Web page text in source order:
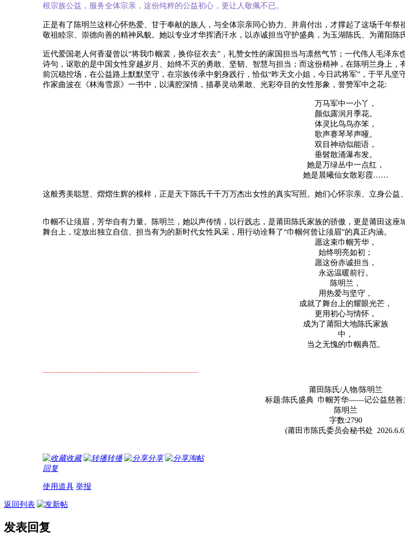
根宗族公益，服务全体宗亲，这份纯粹的公益初心，更让人敬佩不已。
正是有了陈明兰这样心怀热爱、甘于奉献的族人，与全体宗亲同心协力、并肩付出，才撑起了这场千年
敬祖睦宗、崇德向善的精神风貌。她以专业才华挥洒汗水，以赤诚担当守护盛典，为玉湖陈氏、为莆阳陈
近代爱国老人何香凝曾以“将我巾帼裳，换你征衣去”，礼赞女性的家国担当与凛然气节；一代伟人毛泽
诗句，讴歌的是中国女性穿越岁月、始终不灭的勇敢、坚韧、智慧与担当；而这份精神，在陈明兰身上，
前沉稳控场，在公益路上默默坚守，在宗族传承中躬身践行，恰似“昨天文小姐，今日武将军”，于平凡坚
作家曲波在《林海雪原》一书中，以满腔深情，描摹灵动果敢、光彩夺目的女性形象，誉赞军中之花:
万马军中一小丫，
颜似露润月季花。
体灵比鸟鸟亦笨，
歌声赛琴琴声哑。
双目神动似能语，
垂髫散涌瀑布发。
她是万绿丛中一点红，
她是晨曦仙女散彩霞……
这般秀美聪慧、熠熠生辉的模样，正是天下陈氏千千万万杰出女性的真实写照。她们心怀宗亲、立身公
巾帼不让须眉，芳华自有力量。陈明兰，她以声传情，以行践志，是莆田陈氏家族的骄傲，更是莆田这
舞台上，绽放出独立自信、担当有为的新时代女性风采，用行动诠释了“巾帼何曾让须眉”的真正内涵。
愿这束巾帼芳华，
始终明亮如初；
愿这份赤诚担当，
永远温暖前行。
陈明兰，
用热爱与坚守，
成就了舞台上的耀眼光芒，
更用初心与情怀，
成为了莆阳大地陈氏家族
中，
当之无愧的巾帼典范。
————————————————————
莆田陈氏/人物/陈明兰
标题:陈氏盛典 巾帼芳华——记公益慈善
陈明兰
字数:2790
(莆田市陈氏委员会秘书处
收藏 转播 分享
淘帖
回复
使用道具 举报
返回列表
发表回复